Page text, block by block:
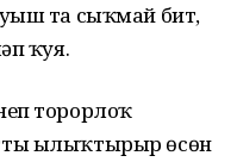
та сыҡмай бит,
ҡуя.
торорлоҡ
ылыҡтырыр өсөн